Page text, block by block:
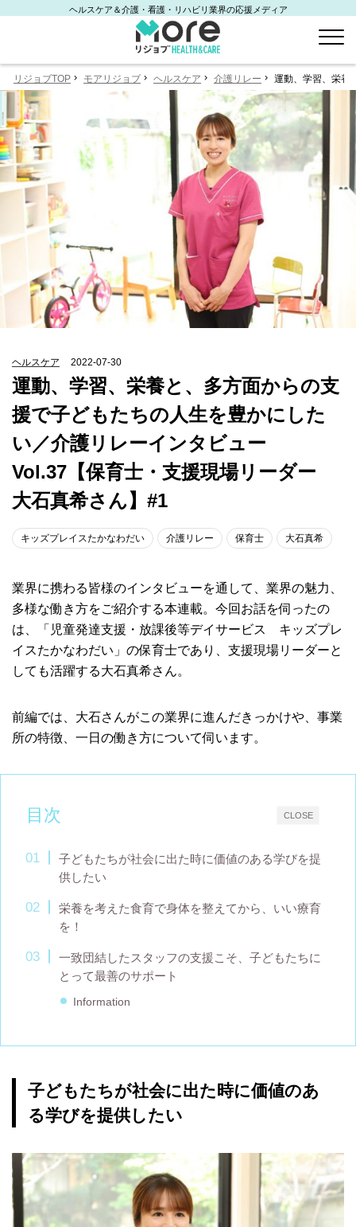
ヘルスケア＆介護・看護・リハビリ業界の応援メディア
リジョブTOP モアリジョブ ヘルスケア 介護リレー 運動、学習、栄養
ヘルスケア 2022-07-30
運動、学習、栄養と、多方面からの支
援で子どもたちの人生を豊かにした
い／介護リレーインタビュー
Vol.37【保育士・支援現場リーダー
大石真希さん】#1
キッズプレイスたかなわだい 介護リレー 保育士 大石真希
業界に携わる皆様のインタビューを通して、業界の魅力、
多様な働き方をご紹介する本連載。今回お話を伺ったの
は、「児童発達支援・放課後等デイサービス キッズプレ
イスたかなわだい」の保育士であり、支援現場リーダーと
しても活躍する大石真希さん。
前編では、大石さんがこの業界に進んだきっかけや、事業
所の特徴、一日の働き方について伺います。
CLOSE
目次
子どもたちが社会に出た時に価値のある学びを提
供したい
栄養を考えた食育で身体を整えてから、いい療育
を！
一致団結したスタッフの支援こそ、子どもたちに
とって最善のサポート
Information
子どもたちが社会に出た時に価値のあ
る学びを提供したい